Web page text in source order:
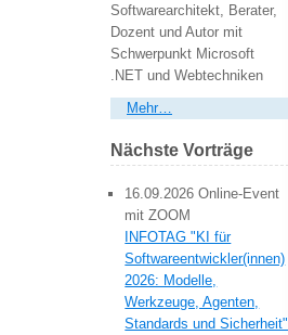
Softwarearchitekt, Berater,
Dozent und Autor mit
Schwerpunkt Microsoft
.NET und Webtechniken
Mehr…
Nächste Vorträge
16.09.2026 Online-Event
mit ZOOM
INFOTAG "KI für
Softwareentwickler(innen)
2026: Modelle,
Werkzeuge, Agenten,
Standards und Sicherheit"